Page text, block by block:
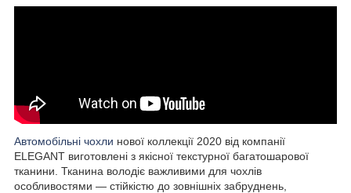
Автомобільні чохли нової коллекції 2020 від компанії
ELEGANT виготовлені з якісної текстурної багатошарової
тканини. Тканина володіє важливими для чохлів
особливостями — стійкістю до зовнішніх забруднень,